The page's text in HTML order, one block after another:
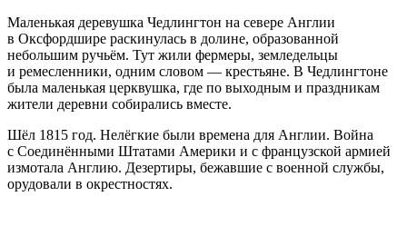
Маленькая деревушка Чедлингтон на севере Англии
в Оксфордшире раскинулась в долине, образованной
небольшим ручьём. Тут жили фермеры, земледельцы
и ремесленники, одним словом — крестьяне. В Чедлингтоне
была маленькая церквушка, где по выходным и праздникам
жители деревни собирались вместе.
Шёл 1815 год. Нелёгкие были времена для Англии. Война
с Соединёнными Штатами Америки и с французской армией
измотала Англию. Дезертиры, бежавшие с военной службы,
орудовали в окрестностях.